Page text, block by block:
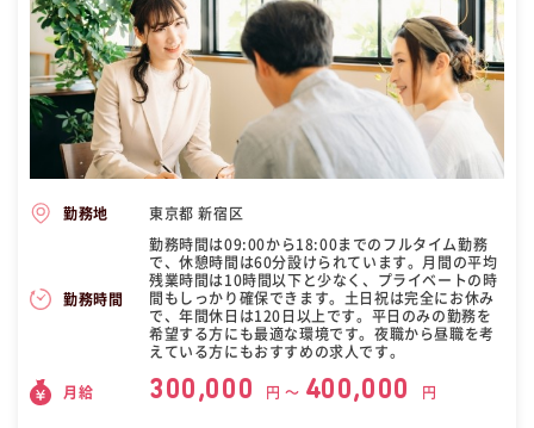
勤務地 東京都 新宿区
勤務時間
勤務時間は09:00から18:00までのフルタイム勤務
で、休憩時間は60分設けられています。月間の平均
残業時間は10時間以下と少なく、プライベートの時
間もしっかり確保できます。土日祝は完全にお休み
で、年間休日は120日以上です。平日のみの勤務を
希望する方にも最適な環境です。夜職から昼職を考
えている方にもおすすめの求人です。
月給 300,000 円 〜 400,000 円